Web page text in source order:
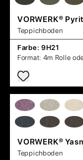
VORWERK® Pyrit
Teppichboden
Farbe: 9H21
Format: 4m Rolle
VORWERK®
Teppichboden